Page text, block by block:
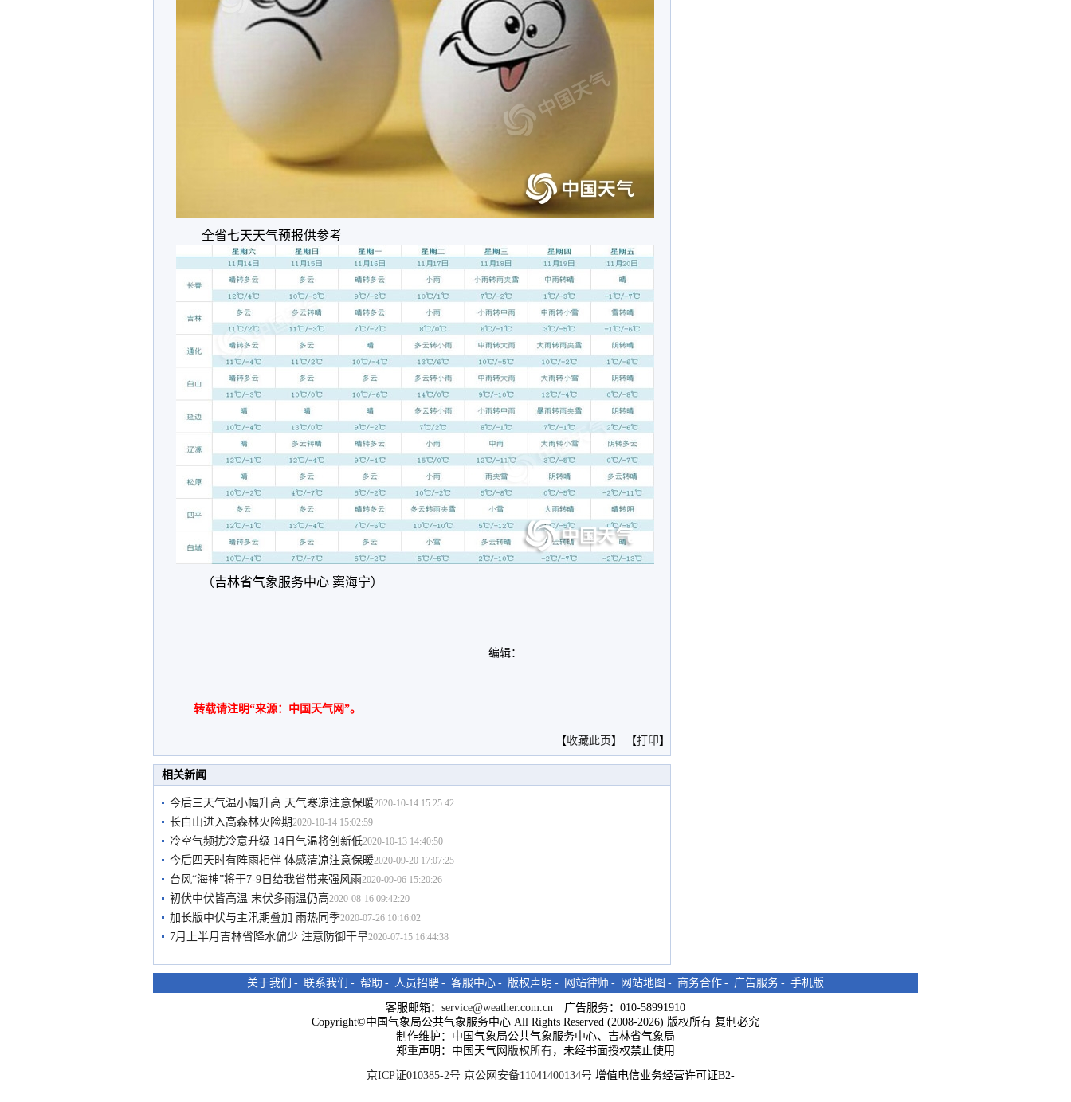
全省七天天气预报供参考
（吉林省气象服务中心 窦海宁）
编辑：
转载请注明“来源：中国天气网”。
【收藏此页 】 【打印】
相关新闻
今后三天气温小幅升高 天气寒凉注意保暖2020-10-14 15:25:42
长白山进入高森林火险期2020-10-14 15:02:59
冷空气频扰冷意升级 14日气温将创新低2020-10-13 14:40:50
今后四天时有阵雨相伴 体感清凉注意保暖2020-09-20 17:07:25
台风“海神”将于7-9日给我省带来强风雨2020-09-06 15:20:26
初伏中伏皆高温 末伏多雨温仍高2020-08-16 09:42:20
加长版中伏与主汛期叠加 雨热同季2020-07-26 10:16:02
7月上半月吉林省降水偏少 注意防御干旱2020-07-15 16:44:38
关于我们 - 联系我们 - 帮助 - 人员招聘 - 客服中心 - 版权声明 - 网站律师 - 网站地图 - 商务合作 - 广告服务 - 手机版
客服邮箱： service@weather.com.cn 广告服务：010-58991910
Copyright©中国气象局公共气象服务中心 All Rights Reserved (2008-2026) 版权所有 复制必究
制作维护：中国气象局公共气象服务中心、吉林省气象局
郑重声明：中国天气网 版权所有，未经书面授权禁止使用
京ICP证010385-2号 京公网安备11041400134号 增值电信业务经营许可证B2-